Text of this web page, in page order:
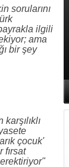
sorularını
ilgili
ama
bir şey
çocuk'